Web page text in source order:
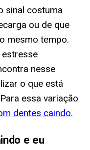
sinal costuma
ou de que
mesmo tempo.
nesse
o que está
essa variação
dentes caindo.
e eu